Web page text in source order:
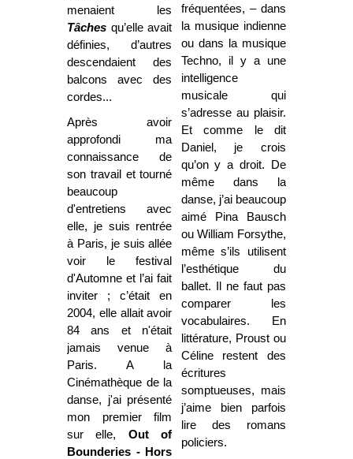
menaient les
Tâches qu’elle avait
définies, d’autres
descendaient des
balcons avec des
cordes...
Après avoir
approfondi ma
connaissance de
son travail et tourné
beaucoup
d'entretiens avec
elle, je suis rentrée
à Paris, je suis allée
voir le festival
d'Automne et l’ai fait
inviter ; c’était en
2004, elle allait avoir
84 ans et n'était
jamais venue à
Paris. A la
Cinémathèque de la
danse, j'ai présenté
mon premier film
sur elle, Out of
Bounderies - Hors
fréquentées, – dans
la musique indienne
ou dans la musique
Techno, il y a une
intelligence
musicale qui
s’adresse au plaisir.
Et comme le dit
Daniel, je crois
qu’on y a droit. De
même dans la
danse, j’ai beaucoup
aimé Pina Bausch
ou William Forsythe,
même s’ils utilisent
l’esthétique du
ballet. Il ne faut pas
comparer les
vocabulaires. En
littérature, Proust ou
Céline restent des
écritures
somptueuses, mais
j’aime bien parfois
lire des romans
policiers.